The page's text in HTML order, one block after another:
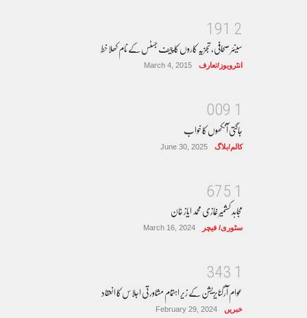
2
1
9
1
سینئر صحافی، تجزیہ کاروں کا چیف جسٹس کے نام کھلا خط
انٹرویوز/تعارف March 4, 2015
1
9
0
0
جاگتی آنکھوں کا خواب
کالم/بلاگ June 30, 2025
1
5
7
6
مجاہد کشمیر غازی محمد ایاز خان
سٹوری/ فیچر March 16, 2024
1
3
4
3
عوام آرگنایزیشن کے زیر اہتمام مشاورتی اجلاس کا انعقاد
خبریں February 29, 2024